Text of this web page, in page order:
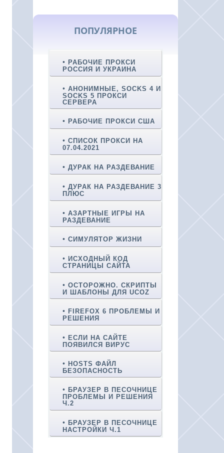
ПОПУЛЯРНОЕ
РАБОЧИЕ ПРОКСИ
РОССИЯ И УКРАИНА
АНОНИМНЫЕ, SOCKS 4 И
SOCKS 5 ПРОКСИ
СЕРВЕРА
РАБОЧИЕ ПРОКСИ США
СПИСОК ПРОКСИ НА
07.04.2021
ДУРАК НА РАЗДЕВАНИЕ
ДУРАК НА РАЗДЕВАНИЕ 3
ПЛЮС
АЗАРТНЫЕ ИГРЫ НА
РАЗДЕВАНИЕ
СИМУЛЯТОР ЖИЗНИ
ИСХОДНЫЙ КОД
СТРАНИЦЫ САЙТА
ОСТОРОЖНО. СКРИПТЫ
И ШАБЛОНЫ ДЛЯ UCOZ
FIREFOX 6 ПРОБЛЕМЫ И
РЕШЕНИЯ
ЕСЛИ НА САЙТЕ
ПОЯВИЛСЯ ВИРУС
HOSTS ФАЙЛ
БЕЗОПАСНОСТЬ
БРАУЗЕР В ПЕСОЧНИЦЕ
ПРОБЛЕМЫ И РЕШЕНИЯ
Ч.2
БРАУЗЕР В ПЕСОЧНИЦЕ
НАСТРОЙКИ Ч.1